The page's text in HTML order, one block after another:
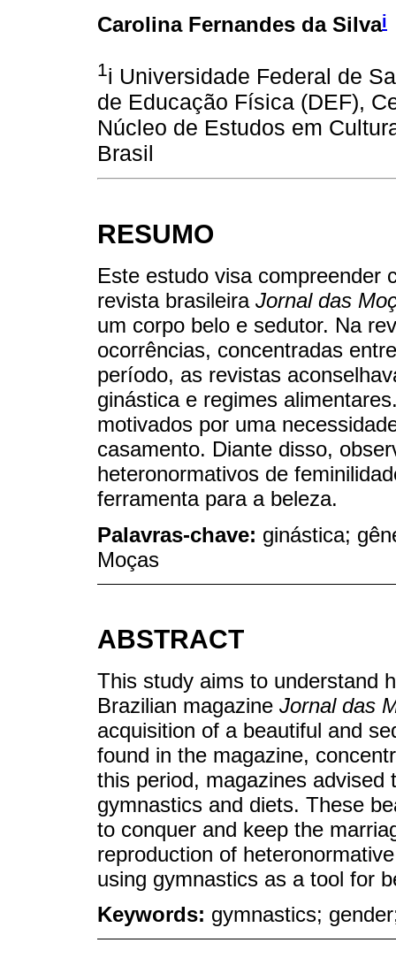
Carolina Fernandes da Silvai
1i Universidade Federal de
de Educação Física (DEF),
Núcleo de Estudos em
Brasil
RESUMO
Este estudo visa compreender
revista brasileira Jornal das
um corpo belo e sedutor. Na
ocorrências, concentradas
período, as revistas
ginástica e regimes
motivados por uma
casamento. Diante disso,
heteronormativos de
ferramenta para a beleza.
Palavras-chave: ginástica;
Moças
ABSTRACT
This study aims to understand
Brazilian magazine Jornal das
acquisition of a beautiful and
found in the magazine,
this period, magazines advised
gymnastics and diets. These
to conquer and keep the
reproduction of
using gymnastics as a tool for
Keywords: gymnastics;